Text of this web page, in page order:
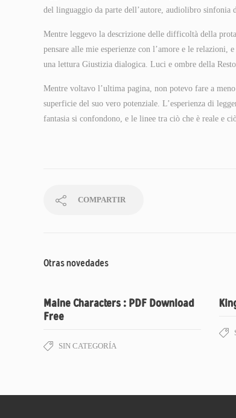
del linguaggio da parte dell’autore, audiolibro sinfonia
Mentre leggevo la descrizione delle difficoltà della
pensare alle mie esperienze con l’amore e le
una lettura Giustizia dialogica. Luci e ombre della
Mentre voltavo l’ultima pagina, non potevo fare a
superficie del suo vero potenziale. L’esperienza di
fantasia si confondono, e le linee tra ciò che è reale e
COMPARTIR
Otras novedades
Maine Characters : PDF Download
Free
SIN CATEGORÍA